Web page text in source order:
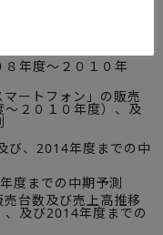
上高推移（２００８
年度～２０１０年
ートフォン」の販売
２０１０年度）、及
び、2014年度までの中
度までの中期予測
台数及び売上高推移
、及び2014年度までの